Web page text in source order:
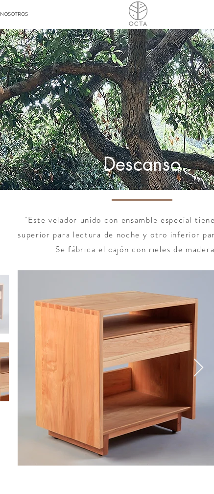
NOSOTROS
Descanso.
"Este velador unido con ensamble especial
superior para lectura de noche y otro inferior
Se fábrica el cajón con rieles de